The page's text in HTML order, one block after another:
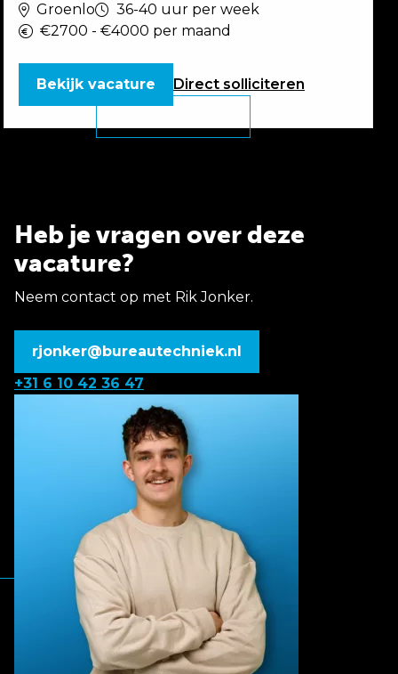
Groenlo
36-40 uur per week
€2700 - €4000 per maand
Direct solliciteren
Bekijk vacature
Heb je vragen over deze
vacature?
Neem contact op met Rik Jonker.
rjonker@bureautechniek.nl
+31 6 10 42 36 47